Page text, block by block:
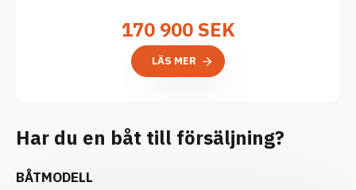
170 900SEK
LÄS MER
Har du en båt till försäljning?
BÅTMODELL